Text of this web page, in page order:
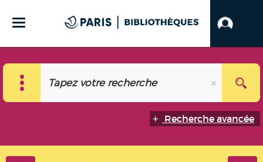
Recherche avancée